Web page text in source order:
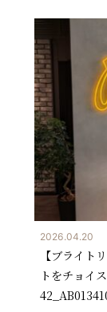
2026.04.20
【ブライト
トをチョイ